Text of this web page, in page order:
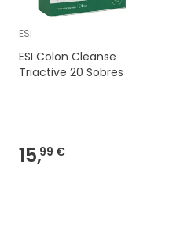
ESI
ESI Colon Cleanse
Triactive 20 Sobres
15,99 €